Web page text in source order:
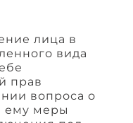
лица в
вида
прав
вопроса о
ему меры